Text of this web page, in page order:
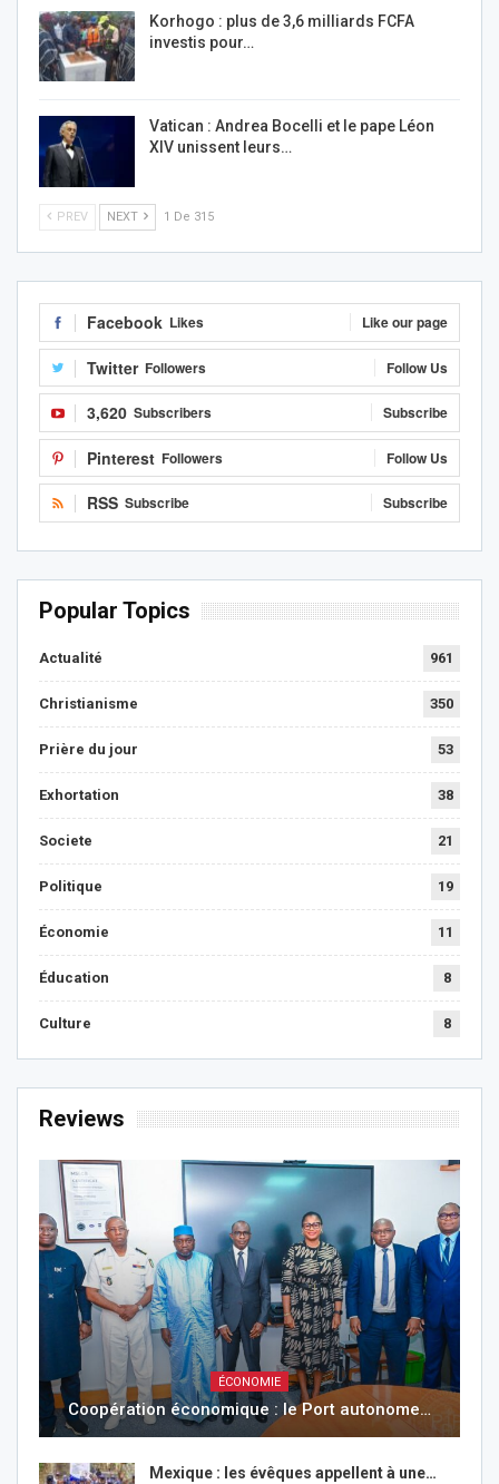
Korhogo : plus de 3,6 milliards FCFA
investis pour…
Vatican : Andrea Bocelli et le pape Léon
XIV unissent leurs…
PREV NEXT 1 De 315
Facebook Likes Like our page
Twitter Followers Follow Us
3,620 Subscribers Subscribe
Pinterest Followers Follow Us
RSS Subscribe Subscribe
Popular Topics
Actualité 961
Christianisme 350
Prière du jour 53
Exhortation 38
Societe 21
Politique 19
Économie 11
Éducation 8
Culture 8
Reviews
ÉCONOMIE
Coopération économique : le Port autonome…
Mexique : les évêques appellent à une…